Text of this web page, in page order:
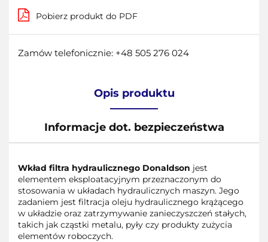
Pobierz produkt do PDF
Zamów telefonicznie: +48 505 276 024
Opis produktu
Informacje dot. bezpieczeństwa
Wkład filtra hydraulicznego Donaldson jest
elementem eksploatacyjnym przeznaczonym do
stosowania w układach hydraulicznych maszyn. Jego
zadaniem jest filtracja oleju hydraulicznego krążącego
w układzie oraz zatrzymywanie zanieczyszczeń stałych,
takich jak cząstki metalu, pyły czy produkty zużycia
elementów roboczych.